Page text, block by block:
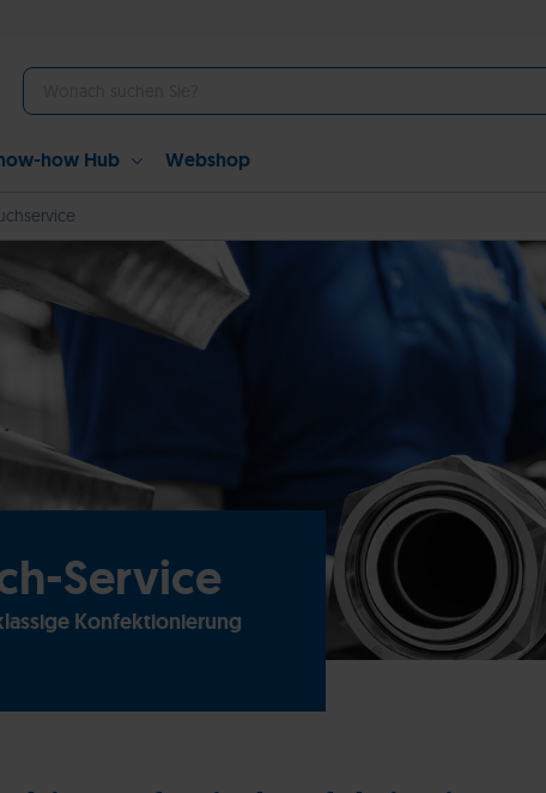
how Hub Webshop
Service
Konfektionierung